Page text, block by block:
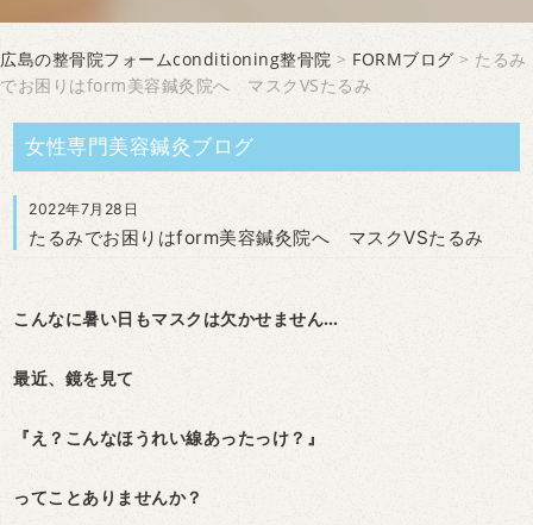
広島の整骨院フォームconditioning整骨院 > FORMブログ > たるみ
でお困りはform美容鍼灸院へ マスクVSたるみ
女性専門美容鍼灸ブログ
2022年7月28日
たるみでお困りはform美容鍼灸院へ マスクVSたるみ
こんなに暑い日もマスクは欠かせません…
最近、鏡を見て
『え？こんなほうれい線あったっけ？』
ってことありませんか？